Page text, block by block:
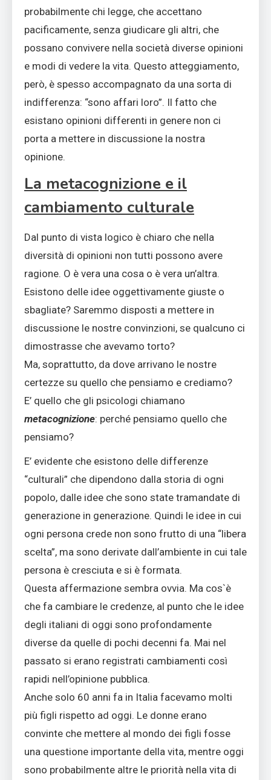
probabilmente chi legge, che accettano
pacificamente, senza giudicare gli altri, che
possano convivere nella società diverse opinioni
e modi di vedere la vita. Questo atteggiamento,
però, è spesso accompagnato da una sorta di
indifferenza: “sono affari loro”. Il fatto che
esistano opinioni differenti in genere non ci
porta a mettere in discussione la nostra
opinione.
La metacognizione e il
cambiamento culturale
Dal punto di vista logico è chiaro che nella
diversità di opinioni non tutti possono avere
ragione. O è vera una cosa o è vera un’altra.
Esistono delle idee oggettivamente giuste o
sbagliate? Saremmo disposti a mettere in
discussione le nostre convinzioni, se qualcuno ci
dimostrasse che avevamo torto?
Ma, soprattutto, da dove arrivano le nostre
certezze su quello che pensiamo e crediamo?
E’ quello che gli psicologi chiamano
metacognizione: perché pensiamo quello che
pensiamo?
E’ evidente che esistono delle differenze
“culturali” che dipendono dalla storia di ogni
popolo, dalle idee che sono state tramandate di
generazione in generazione. Quindi le idee in cui
ogni persona crede non sono frutto di una “libera
scelta”, ma sono derivate dall’ambiente in cui tale
persona è cresciuta e si è formata.
Questa affermazione sembra ovvia. Ma cos`è
che fa cambiare le credenze, al punto che le idee
degli italiani di oggi sono profondamente
diverse da quelle di pochi decenni fa. Mai nel
passato si erano registrati cambiamenti così
rapidi nell’opinione pubblica.
Anche solo 60 anni fa in Italia facevamo molti
più figli rispetto ad oggi. Le donne erano
convinte che mettere al mondo dei figli fosse
una questione importante della vita, mentre oggi
sono probabilmente altre le priorità nella vita di